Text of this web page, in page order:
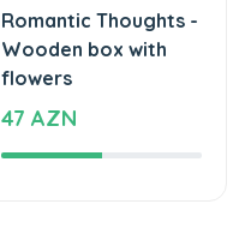
Wooden box with
flowers
47 AZN